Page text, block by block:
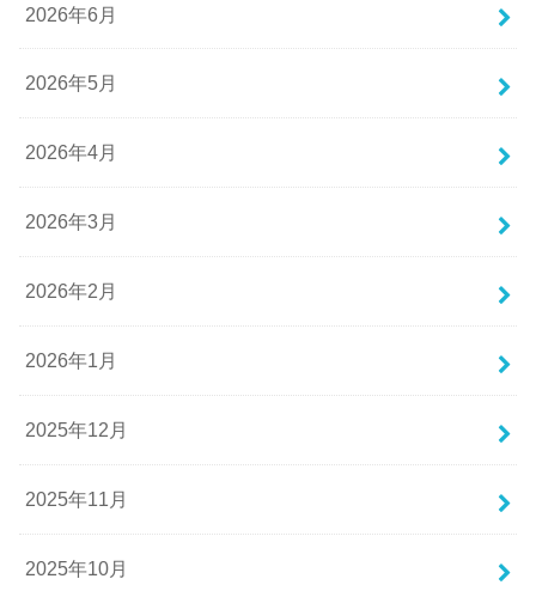
2026年6月
2026年5月
2026年4月
2026年3月
2026年2月
2026年1月
2025年12月
2025年11月
2025年10月